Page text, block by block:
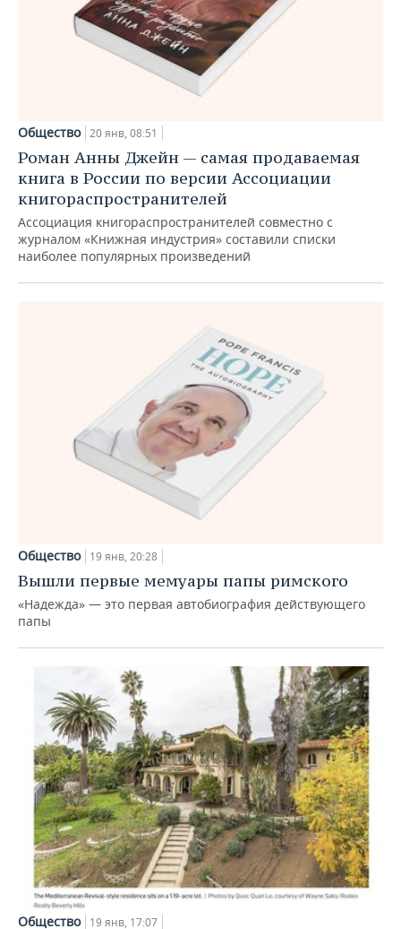
Общество 20 янв, 08:51
Роман Анны Джейн — самая продаваемая
книга в России по версии Ассоциации
книгораспространителей
Ассоциация книгораспространителей совместно с
журналом «Книжная индустрия» составили списки
наиболее популярных произведений
Общество 19 янв, 20:28
Вышли первые мемуары папы римского
«Надежда» — это первая автобиография действующего
папы
Общество 19 янв, 17:07